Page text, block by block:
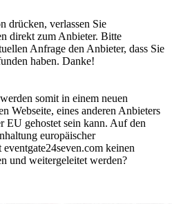
drücken, verlassen Sie
direkt zum Anbieter. Bitte
Anfrage den Anbieter, dass Sie
haben. Danke!
somit in einem neuen
Webseite, eines anderen Anbieters
EU gehostet sein kann. Auf den
europäischer
keinen
und weitergeleitet werden?